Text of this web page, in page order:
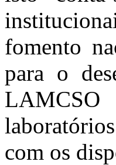
fomento
para o
LAMCSO
com os